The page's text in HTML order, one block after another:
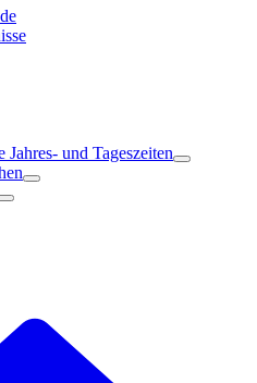
Jahres- und Tageszeiten